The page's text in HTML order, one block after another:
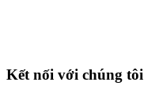
Kết nối với chúng tôi